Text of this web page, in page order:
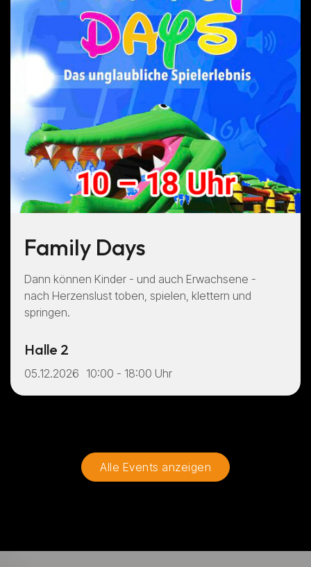
Family Days
Dann können Kinder - und auch Erwachsene -
nach Herzenslust toben, spielen, klettern und
springen.
Halle 2
05.12.2026 10:00 - 18:00 Uhr
Alle Events anzeigen